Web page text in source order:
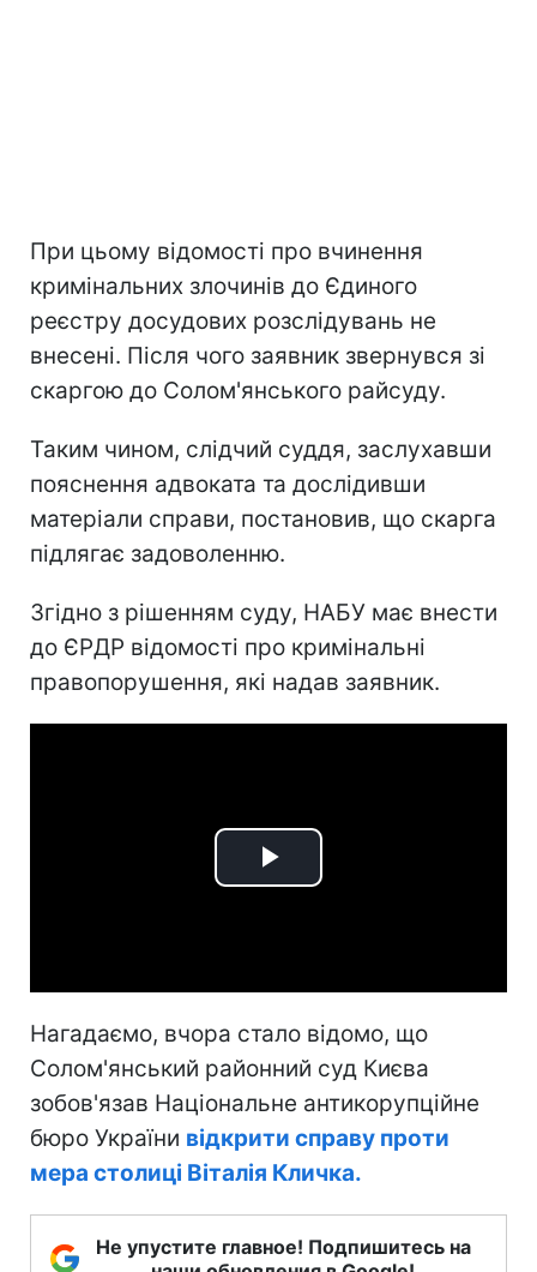
При цьому відомості про вчинення
кримінальних злочинів до Єдиного
реєстру досудових розслідувань не
внесені. Після чого заявник звернувся зі
скаргою до Солом'янського райсуду.
Таким чином, слідчий суддя, заслухавши
пояснення адвоката та дослідивши
матеріали справи, постановив, що скарга
підлягає задоволенню.
Згідно з рішенням суду, НАБУ має внести
до ЄРДР відомості про кримінальні
правопорушення, які надав заявник.
Play
Нагадаємо, вчора стало відомо, що
Солом'янський районний суд Києва
зобов'язав Національне антикорупційне
бюро України відкрити справу проти
мера столиці Віталія Кличка.
Не упустите главное! Подпишитесь на